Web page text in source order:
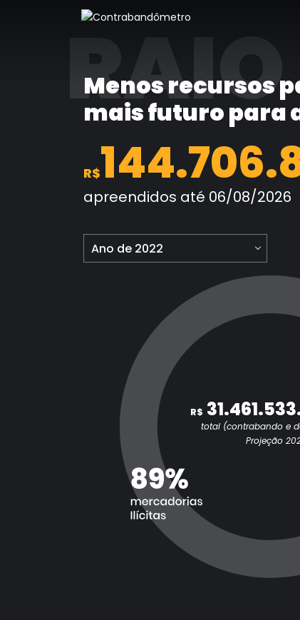
Menos recursos
mais futuro para
R$
apreendidos até 06/08/2026
Ano de 2022
R$
total (contrabando e
Projeção